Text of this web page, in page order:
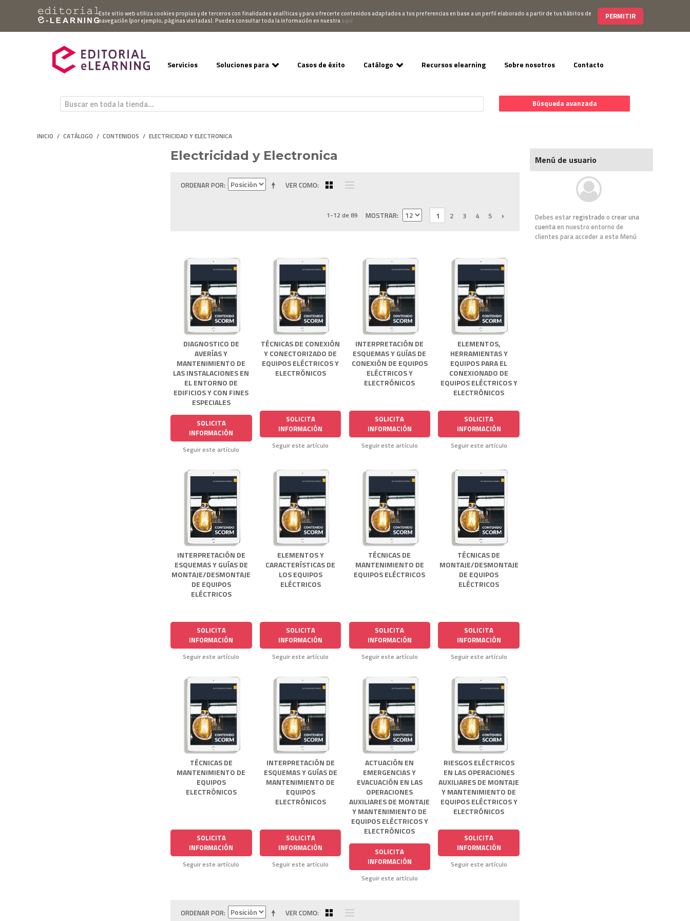
Mi cuenta Pedido Acceso Campus 952 007 747 hablanos@editorialelearning.com +34 644 056 327
Servicios Soluciones para Casos de éxito Catálogo Recursos elearning Sobre nosotros Contacto
Búsqueda avanzada
INICIO / CATÁLOGO / CONTENIDOS / ELECTRICIDAD Y ELECTRONICA
Electricidad y Electronica
VER COMO
ORDENAR POR
1-12 de 89 MOSTRAR 1 2 3 4 5 SIGUIENTE
DIAGNOSTICO DE
AVERÍAS Y
MANTENIMIENTO DE
LAS INSTALACIONES EN
EL ENTORNO DE
EDIFICIOS Y CON FINES
ESPECIALES
SOLICITA
INFORMACIÓN
Seguir este artículo
TÉCNICAS DE CONEXIÓN
Y CONECTORIZADO DE
EQUIPOS ELÉCTRICOS Y
ELECTRÓNICOS
SOLICITA
INFORMACIÓN
Seguir este artículo
INTERPRETACIÓN DE
ESQUEMAS Y GUÍAS DE
CONEXIÓN DE EQUIPOS
ELÉCTRICOS Y
ELECTRÓNICOS
SOLICITA
INFORMACIÓN
Seguir este artículo
ELEMENTOS,
HERRAMIENTAS Y
EQUIPOS PARA EL
CONEXIONADO DE
EQUIPOS ELÉCTRICOS Y
ELECTRÓNICOS
SOLICITA
INFORMACIÓN
Seguir este artículo
INTERPRETACIÓN DE
ESQUEMAS Y GUÍAS DE
MONTAJE/DESMONTAJE
DE EQUIPOS
ELÉCTRICOS
SOLICITA
INFORMACIÓN
Seguir este artículo
ELEMENTOS Y
CARACTERÍSTICAS DE
LOS EQUIPOS
ELÉCTRICOS
SOLICITA
INFORMACIÓN
Seguir este artículo
TÉCNICAS DE
MANTENIMIENTO DE
EQUIPOS ELÉCTRICOS
SOLICITA
INFORMACIÓN
Seguir este artículo
TÉCNICAS DE
MONTAJE/DESMONTAJE
DE EQUIPOS
ELÉCTRICOS
SOLICITA
INFORMACIÓN
Seguir este artículo
TÉCNICAS DE
MANTENIMIENTO DE
EQUIPOS
ELECTRÓNICOS
SOLICITA
INFORMACIÓN
Seguir este artículo
INTERPRETACIÓN DE
ESQUEMAS Y GUÍAS DE
MANTENIMIENTO DE
EQUIPOS
ELECTRÓNICOS
SOLICITA
INFORMACIÓN
Seguir este artículo
ACTUACIÓN EN
EMERGENCIAS Y
EVACUACIÓN EN LAS
OPERACIONES
AUXILIARES DE MONTAJE
Y MANTENIMIENTO DE
EQUIPOS ELÉCTRICOS Y
ELECTRÓNICOS
SOLICITA
INFORMACIÓN
Seguir este artículo
RIESGOS ELÉCTRICOS
EN LAS OPERACIONES
AUXILIARES DE MONTAJE
Y MANTENIMIENTO DE
EQUIPOS ELÉCTRICOS Y
ELECTRÓNICOS
SOLICITA
INFORMACIÓN
Seguir este artículo
VER COMO
ORDENAR POR
Menú de usuario
Debes estarregistrado ocrear una
cuentaen nuestro entorno de
clientes para acceder a este Menú
Este sitio web utiliza cookies propias y de terceros con finalidades analíticas y para ofrecerte contenidos adaptados a tus preferencias en base a un perfil elaborado a partir de tus hábitos de
navegación (por ejemplo, páginas visitadas). Puedes consultar toda la información en nuestraaquí PERMITIR